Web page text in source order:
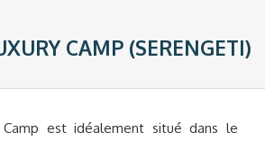
CAMP (SERENGETI)
est idéalement situé dans le